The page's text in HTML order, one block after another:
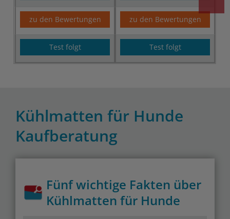
zu den Bewertungen zu den Bewertungen
Test folgt Test folgt
Kühlmatten für Hunde
Kaufberatung
Fünf wichtige Fakten über
Kühlmatten für Hunde